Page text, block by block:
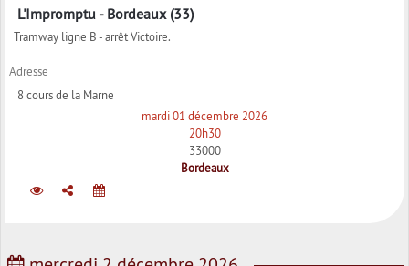
L'Impromptu - Bordeaux (33)
Tramway ligne B - arrêt Victoire.
Adresse
8 cours de la Marne
mardi 01 décembre 2026
20h30
33000
Bordeaux